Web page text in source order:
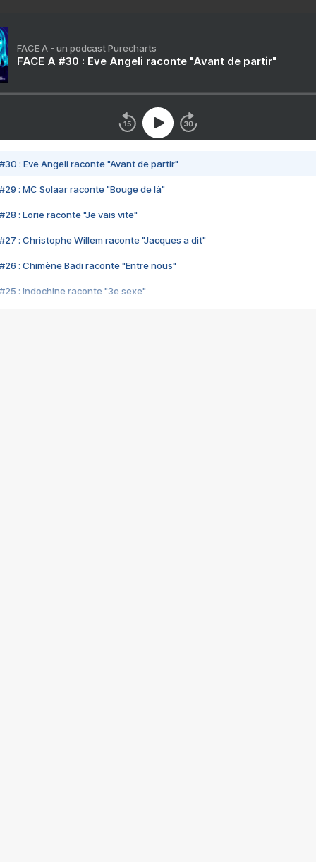
FACE A - un podcast Purecharts
FACE A #30 : Eve Angeli raconte "Avant de partir"
#30 : Eve Angeli raconte "Avant de partir"
#29 : MC Solaar raconte "Bouge de là"
#28 : Lorie raconte "Je vais vite"
#27 : Christophe Willem raconte "Jacques a dit"
#26 : Chimène Badi raconte "Entre nous"
#25 : Indochine raconte "3e sexe"